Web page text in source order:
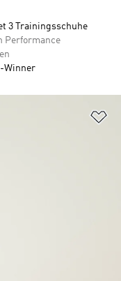
3 Trainingsschuhe
Performance
Winner